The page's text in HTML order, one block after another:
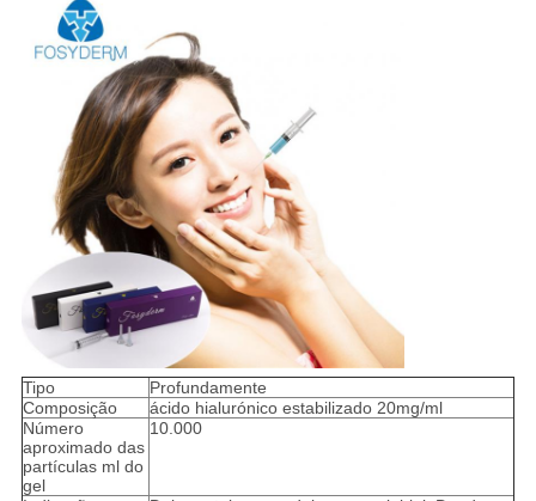
Tipo
Profundamente
Composição
ácido hialurónico estabilizado 20mg/ml
Número
aproximado das
partículas ml do
gel
10.000